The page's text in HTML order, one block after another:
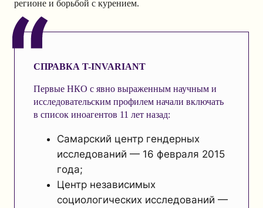
регионе и борьбой с курением.
СПРАВКА T-INVARIANT
Первые НКО с явно выраженным научным и
исследовательским профилем начали включать
в список иноагентов 11 лет назад:
Самарский центр гендерных
исследований — 16 февраля 2015
года;
Центр независимых
социологических исследований —